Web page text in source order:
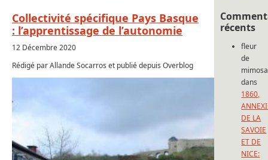
Collectivité spécifique Pays Basque
: l’apprentissage de l’autonomie
12 Décembre 2020
Rédigé par Allande Socarros et publié depuis Overblog
récents
fleur
de
mimosa
dans
1860,
DE LA
SAVOIE
ET DE
NICE: